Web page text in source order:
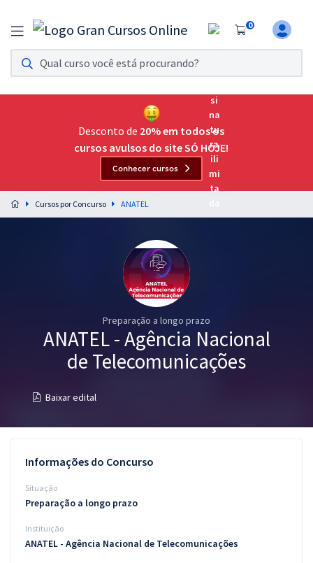
0
Assinatura Ilimitada 11
Acesso a todos os cursos. Teste grátis por 7 dias!
Assinatura OAB Até Passar
Acesso ilimitado a toda preparação para o Exame da
Preparação completa e intensiva para as principais
residências em saúde do Brasil
Questões grátis
Conteúdo gratuito
Aprovados
Desconto de 20% em todos os
cursos avulsos do site SÓ HOJE!
Conhecer cursos
Cursos por Concurso ANATEL
Preparação a longo prazo
ANATEL - Agência Nacional
de Telecomunicações
Baixar edital
Informações do Concurso
Situação
Preparação a longo prazo
Instituição
ANATEL - Agência Nacional de Telecomunicações